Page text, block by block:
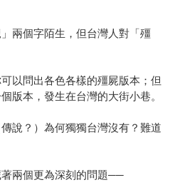
兩個字陌生，但台灣人對「殭
以問出各色各樣的殭屍版本；但
版本，發生在台灣的大街小巷。
說？）為何獨獨台灣沒有？難道
兩個更為深刻的問題──